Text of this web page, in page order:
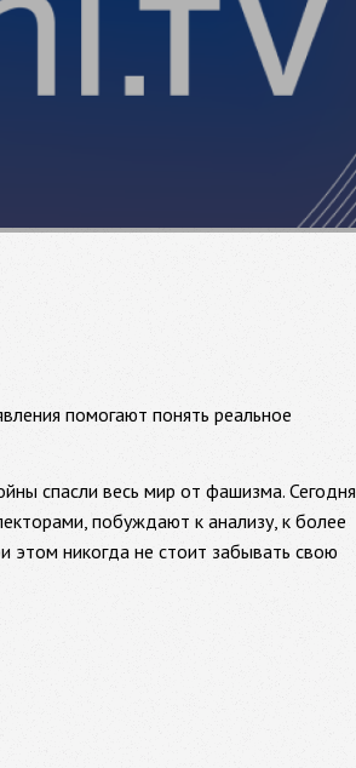
помогают понять реальное
спасли весь мир от фашизма. Сегодня
побуждают к анализу, к более
этом никогда не стоит забывать свою